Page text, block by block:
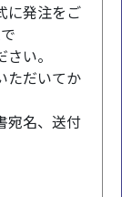
に発注をご
で
い。
ただいてか
宛名、送付